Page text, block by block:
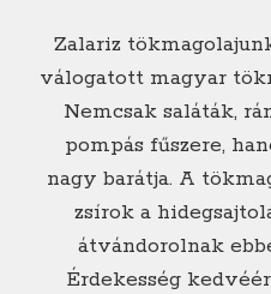
Zalariz
válogatott magyar
Nemcsak saláták,
pompás fűszere,
nagy barátja. A
zsírok a
átvándorolnak
Érdekesség